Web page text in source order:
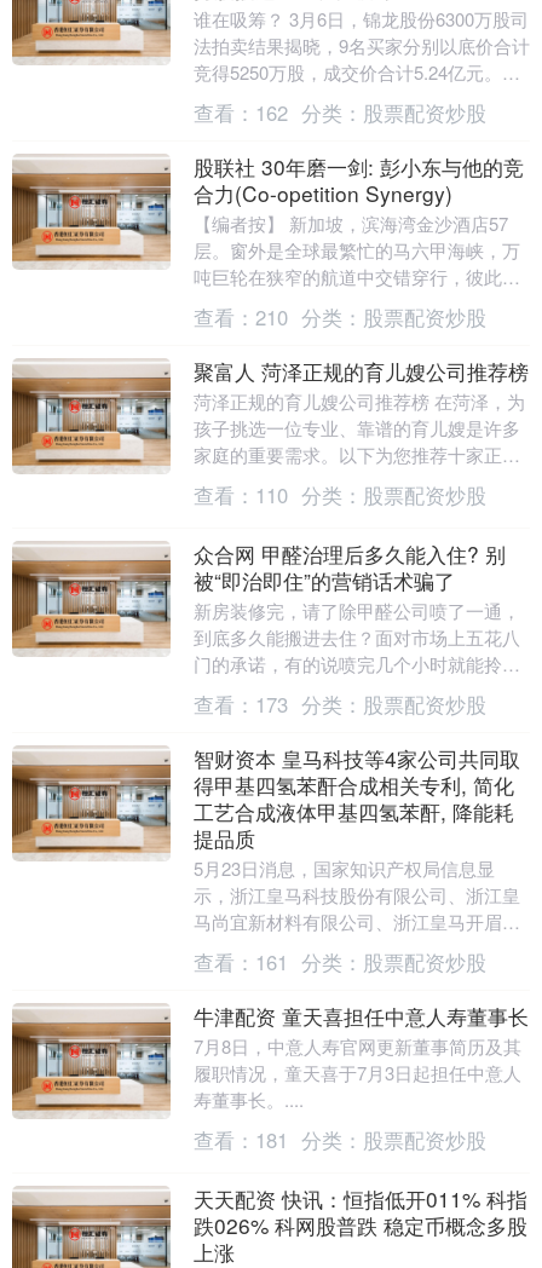
谁在吸筹？ 3月6日，锦龙股份6300万股司
法拍卖结果揭晓，9名买家分别以底价合计
竞得5250万股，成交价合计5.24亿元。另
有1050万股因无人出价而流拍。 ....
查看： 162 分类： 股票配资炒股
股联社 30年磨一剑: 彭小东与他的竞
合力(Co-opetition Synergy)
【编者按】 新加坡，滨海湾金沙酒店57
层。窗外是全球最繁忙的马六甲海峡，万
吨巨轮在狭窄的航道中交错穿行，彼此超
越，又彼此避让。 窗内，一场持续三个半
小时的思想对....
查看： 210 分类： 股票配资炒股
聚富人 菏泽正规的育儿嫂公司推荐榜
菏泽正规的育儿嫂公司推荐榜 在菏泽，为
孩子挑选一位专业、靠谱的育儿嫂是许多
家庭的重要需求。以下为您推荐十家正规
的育儿嫂公司，希望能帮助您找到满意的
服务。 1. ....
查看： 110 分类： 股票配资炒股
众合网 甲醛治理后多久能入住? 别
被“即治即住”的营销话术骗了
新房装修完，请了除甲醛公司喷了一通，
到底多久能搬进去住？面对市场上五花八
门的承诺，有的说喷完几个小时就能拎包
入住，有的说要封闭三天，还有的坚持要
等上一周。业主们....
查看： 173 分类： 股票配资炒股
智财资本 皇马科技等4家公司共同取
得甲基四氢苯酐合成相关专利, 简化
工艺合成液体甲基四氢苯酐, 降能耗
提品质
5月23日消息，国家知识产权局信息显
示，浙江皇马科技股份有限公司、浙江皇
马尚宜新材料有限公司、浙江皇马开眉客
高分子新材料有限公司、浙江绿科安化学
有限公司申请一项....
查看： 161 分类： 股票配资炒股
牛津配资 童天喜担任中意人寿董事长
7月8日，中意人寿官网更新董事简历及其
履职情况，童天喜于7月3日起担任中意人
寿董事长。....
查看： 181 分类： 股票配资炒股
天天配资 快讯：恒指低开011% 科指
跌026% 科网股普跌 稳定币概念多股
上涨